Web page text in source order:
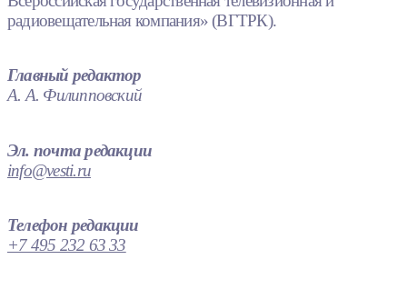
радиовещательная компания» (ВГТРК).
Главный редактор
А. А. Филипповский
Эл. почта редакции
info@vesti.ru
Телефон редакции
+7 495 232 63 33